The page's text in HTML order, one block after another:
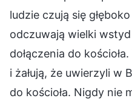
ludzie czują się
odczuwają wielki
dołączenia do
i żałują, że uwierzyli w
do kościoła. Nigdy nie